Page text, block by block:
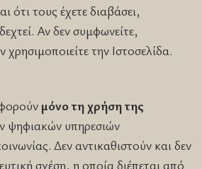
ότι τους έχετε διαβάσει,
Αν δεν συμφωνείτε,
την Ιστοσελίδα.
μόνο τη χρήση της
ψηφιακών υπηρεσιών
Δεν αντικαθιστούν και δεν
σχέση, η οποία διέπεται από